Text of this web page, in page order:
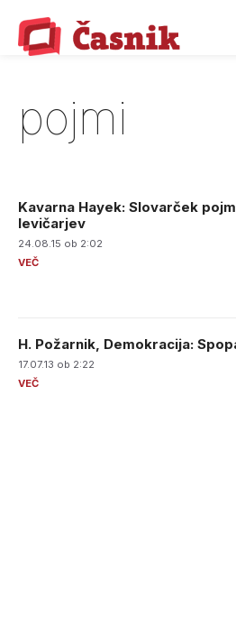
content
pojmi
Kavarna Hayek: Slovarček
levičarjev
24.08.15 ob 2:02
H. Požarnik, Demokracija:
17.07.13 ob 2:22